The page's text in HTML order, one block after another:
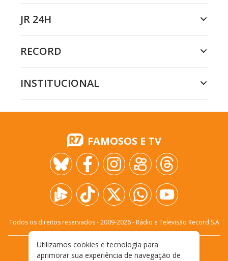
JR 24H
RECORD
INSTITUCIONAL
FAMOSOS E TV
Todos os direitos reservados - 2009-2026- Rádio e Televisão Record S.A
FALE CONOSCO
PRIVACIDADE
Utilizamos cookies e tecnologia para
aprimorar sua experiência de navegação de